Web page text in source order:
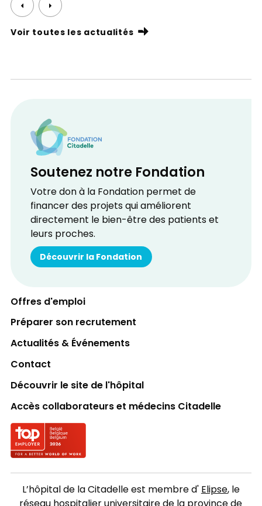
Voir toutes les actualités
Soutenez notre Fondation
Votre don à la Fondation permet de
financer des projets qui améliorent
directement le bien-être des patients et
leurs proches.
Découvrir la Fondation
Offres d'emploi
Préparer son recrutement
Actualités & Événements
Contact
Découvrir le site de l'hôpital
Accès collaborateurs et médecins Citadelle
Logo Top employer
L’hôpital de la Citadelle est membre d'Elipse, le